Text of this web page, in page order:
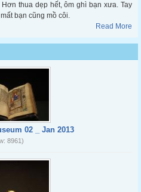
thua dẹp hết, ôm ghì bạn xưa. Tay
bạn cũng mồ côi.
Read More
02 _ Jan 2013
8961)